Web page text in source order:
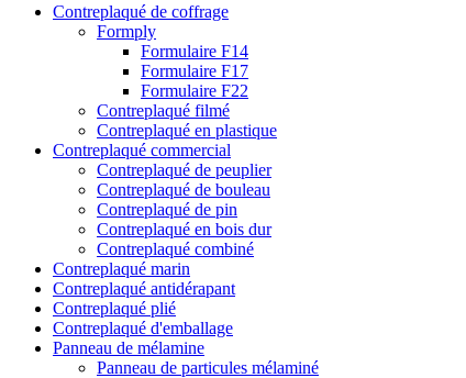
Contreplaqué de coffrage
Formply
Formulaire F14
Formulaire F17
Formulaire F22
Contreplaqué filmé
Contreplaqué en plastique
Contreplaqué commercial
Contreplaqué de peuplier
Contreplaqué de bouleau
Contreplaqué de pin
Contreplaqué en bois dur
Contreplaqué combiné
Contreplaqué marin
Contreplaqué antidérapant
Contreplaqué plié
Contreplaqué d'emballage
Panneau de mélamine
Panneau de particules mélaminé